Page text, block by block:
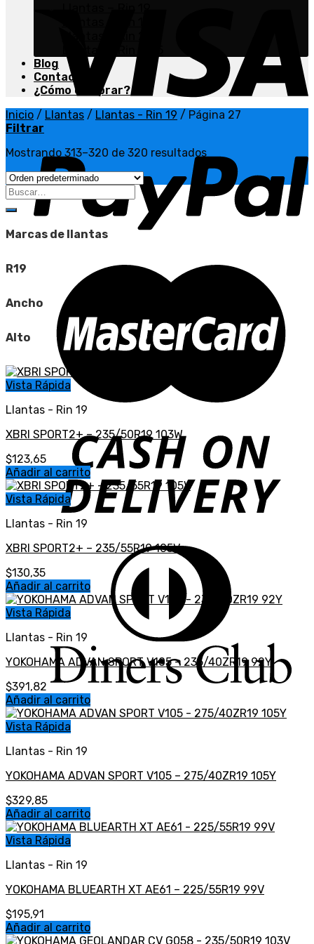
Blog
Contacto
¿Cómo comprar?
Inicio / Llantas / Llantas - Rin 19 / Página 27
Filtrar
Mostrando 313–320 de 320 resultados
Buscar
por:
Marcas de llantas
R19
Ancho
Alto
Vista Rápida
Llantas - Rin 19
XBRI SPORT2+ – 235/50R19 103W
$123,65
Añadir al carrito
Vista Rápida
Llantas - Rin 19
XBRI SPORT2+ – 235/55R19 105V
$130,35
Añadir al carrito
Vista Rápida
Llantas - Rin 19
YOKOHAMA ADVAN SPORT V105 – 235/40ZR19 92Y
$391,82
Añadir al carrito
Vista Rápida
Llantas - Rin 19
YOKOHAMA ADVAN SPORT V105 – 275/40ZR19 105Y
$329,85
Añadir al carrito
Vista Rápida
Llantas - Rin 19
YOKOHAMA BLUEARTH XT AE61 – 225/55R19 99V
$195,91
Añadir al carrito